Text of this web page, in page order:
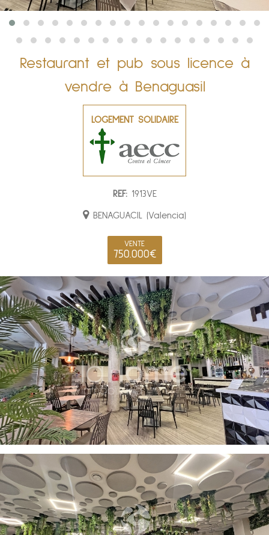
Restaurant et pub sous licence à
vendre à Benaguasil
LOGEMENT SOLIDAIRE
REF:1913VE
BENAGUACIL (Valencia)
VENTE
750.000€